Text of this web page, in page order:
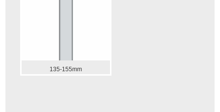
135-155mm